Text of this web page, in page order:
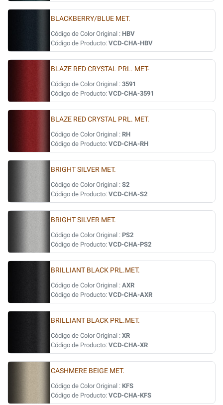
BLACKBERRY/BLUE MET.
Código de Color Original : HBV
Código de Producto: VCD-CHA-HBV
BLAZE RED CRYSTAL PRL. MET-
Código de Color Original : 3591
Código de Producto: VCD-CHA-3591
BLAZE RED CRYSTAL PRL. MET.
Código de Color Original : RH
Código de Producto: VCD-CHA-RH
BRIGHT SILVER MET.
Código de Color Original : S2
Código de Producto: VCD-CHA-S2
BRIGHT SILVER MET.
Código de Color Original : PS2
Código de Producto: VCD-CHA-PS2
BRILLIANT BLACK PRL.MET.
Código de Color Original : AXR
Código de Producto: VCD-CHA-AXR
BRILLIANT BLACK PRL.MET.
Código de Color Original : XR
Código de Producto: VCD-CHA-XR
CASHMERE BEIGE MET.
Código de Color Original : KFS
Código de Producto: VCD-CHA-KFS